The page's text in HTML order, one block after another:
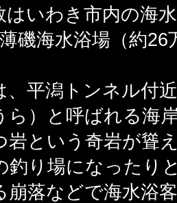
はいわき市内の海
磯海水浴場（約
、平潟トンネル付
ら）と呼ばれる海
岩という奇岩が聳
釣り場になったり
崩落などで海水浴